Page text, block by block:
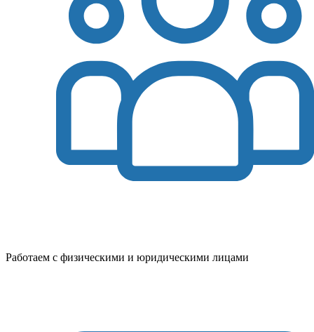
Работаем с физическими и юридическими лицами